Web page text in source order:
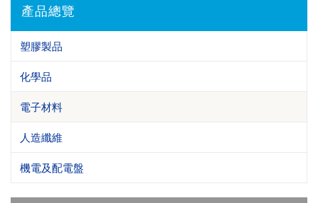
產品總覽
塑膠製品
化學品
電子材料
人造纖維
機電及配電盤